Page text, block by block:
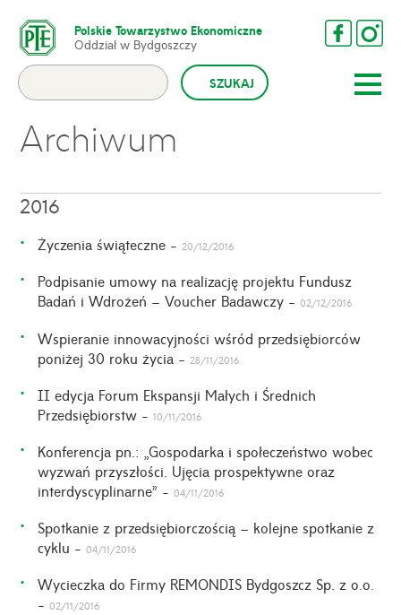
Polskie Towarzystwo Ekonomiczne
Oddział w Bydgoszczy
Archiwum
2016
Życzenia świąteczne - 20/12/2016
Podpisanie umowy na realizację projektu Fundusz
Badań i Wdrożeń – Voucher Badawczy -02/12/2016
Wspieranie innowacyjności wśród przedsiębiorców
poniżej 30 roku życia - 28/11/2016
II edycja Forum Ekspansji Małych i Średnich
Przedsiębiorstw -10/11/2016
Konferencja pn.: „Gospodarka i społeczeństwo wobec
wyzwań przyszłości. Ujęcia prospektywne oraz
interdyscyplinarne” -04/11/2016
Spotkanie z przedsiębiorczością – kolejne spotkanie z
cyklu -04/11/2016
Wycieczka do Firmy REMONDIS Bydgoszcz Sp. z o.o.
-02/11/2016